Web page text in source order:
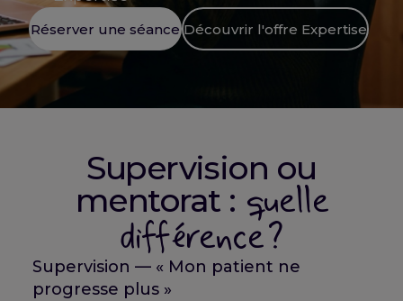
Réserver une séance Découvrir l'offre Expertise
Supervision ou
mentorat : quelle
différence ?
Supervision — « Mon patient ne
progresse plus »